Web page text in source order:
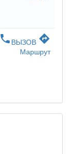
phone ВЫЗОВ directions
Маршрут